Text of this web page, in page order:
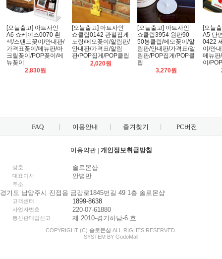
[오늘출고] 아트사인
A6 쇼케이스0070 흰
색/스탠드꽂이/안내판/
가격표꽂이/메뉴판/아
크릴꽂이/POP꽂이/메
뉴꽂이
2,830원
[오늘출고] 아트사인
쇼클립0142 관절집게
노랑/메모꽂이/알림판/
안내판/가격표/알림
판/POP집게/POP클립
2,020원
[오늘출고] 아트사인
쇼클립3954 원판90
50봉클립/메모꽂이/알
림판/안내판/가격표/알
림판/POP집게/POP클
립
3,270원
[오늘
A5 단
0422
이/안
메뉴판
이/
FAQ 이용안내 즐겨찾기 PC버전
이용약관| 개인정보취급방침
상호 솔로몬샵
대표이사 안병만
주소
경기도 남양주시 진접읍 금강로1845번길 49 1층 솔로몬샵
고객센터 1899-8638
사업자번호 220-07-61880
통신판매업신고 제 2010-경기하남-6 호
COPYRIGHT (C) 솔로몬샵 ALL RIGHTS RESERVED.
SYSTEM BY GodoMall